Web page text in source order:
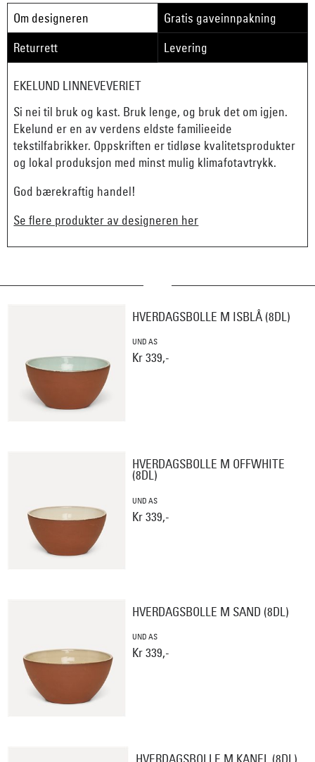
Om designeren
Gratis gaveinnpakning
Returrett
Levering
EKELUND LINNEVEVERIET
Si nei til bruk og kast. Bruk lenge, og bruk det om igjen.
Ekelund er en av verdens eldste familieeide
tekstilfabrikker. Oppskriften er tidløse kvalitetsprodukter
og lokal produksjon med minst mulig klimafotavtrykk.
God bærekraftig handel!
Se flere produkter av designeren her
HVERDAGSBOLLE M ISBLÅ (8DL)
UND AS
Kr 339,-
HVERDAGSBOLLE M OFFWHITE
(8DL)
UND AS
Kr 339,-
HVERDAGSBOLLE M SAND (8DL)
UND AS
Kr 339,-